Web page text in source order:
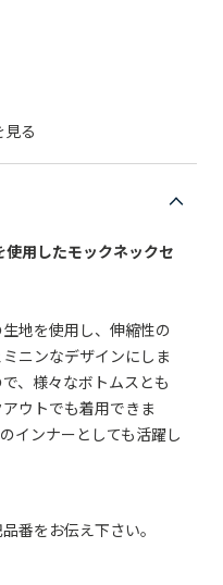
見る
用したモックネックセ
地を使用し、伸縮性の
ニンなデザインにしま
、様々なボトムスとも
ウトでも着用できま
インナーとしても活躍し
番をお伝え下さい。